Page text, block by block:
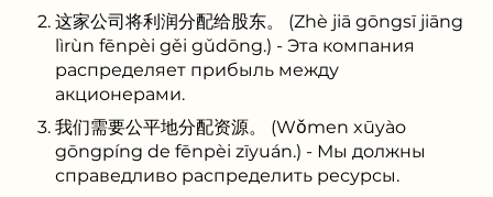
这家公司将利润分配给股东。 (Zhè jiā gōngsī jiāng
lìrùn fēnpèi gěi gǔdōng.) - Эта компания
распределяет прибыль между
акционерами.
我们需要公平地分配资源。 (Wǒmen xūyào
gōngpíng de fēnpèi zīyuán.) - Мы должны
справедливо распределить ресурсы.